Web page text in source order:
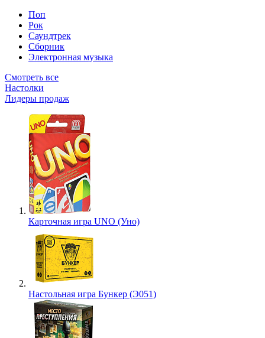
Поп
Рок
Саундтрек
Сборник
Электронная музыка
Смотреть все
Настолки
Лидеры продаж
Карточная игра UNO (Уно)
Настольная игра Бункер (Э051)